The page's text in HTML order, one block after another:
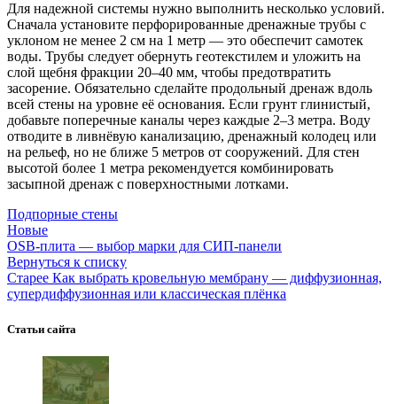
Для надежной системы нужно выполнить несколько условий.
Сначала установите перфорированные дренажные трубы с
уклоном не менее 2 см на 1 метр — это обеспечит самотек
воды. Трубы следует обернуть геотекстилем и уложить на
слой щебня фракции 20–40 мм, чтобы предотвратить
засорение. Обязательно сделайте продольный дренаж вдоль
всей стены на уровне её основания. Если грунт глинистый,
добавьте поперечные каналы через каждые 2–3 метра. Воду
отводите в ливнёвую канализацию, дренажный колодец или
на рельеф, но не ближе 5 метров от сооружений. Для стен
высотой более 1 метра рекомендуется комбинировать
засыпной дренаж с поверхностными лотками.
Подпорные стены
Новые
OSB-плита — выбор марки для СИП-панели
Вернуться к списку
Старее Как выбрать кровельную мембрану — диффузионная,
супердиффузионная или классическая плёнка
Статьи сайта